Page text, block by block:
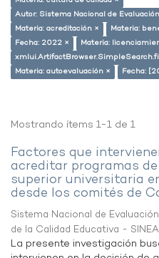
Autor: Sistema Nacional de
Materia: acreditación ×
Materia:
Fecha: 2022 ×
Materia:
Materia: autoevaluación ×
Fecha:
Mostrando ítems 1-1 de 1
Factores que
acreditar programas
superior universitaria
desde los comités de
Sistema Nacional de
de la Calidad Educativa -
La presente investigación